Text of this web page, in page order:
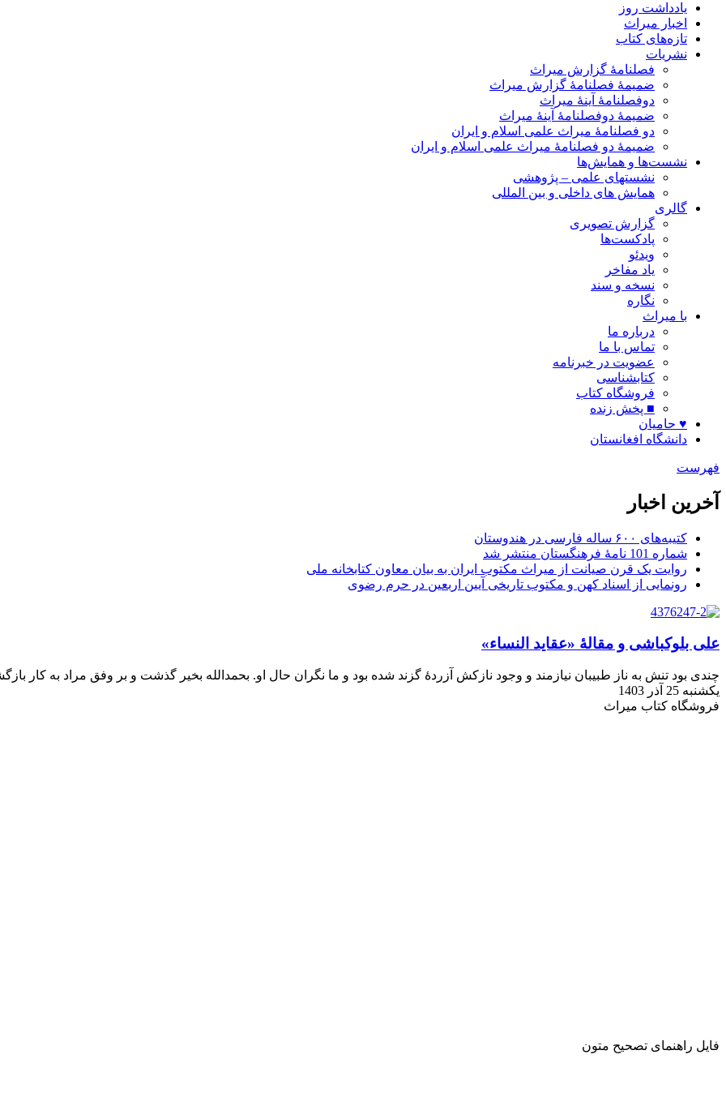
یادداشت روز
اخبار میراث
تازه‌های کتاب
نشریات
فصلنامۀ گزارش میراث
ضمیمۀ فصلنامۀ گزارش میراث
دوفصلنامۀ آینۀ میراث
ضمیمۀ دوفصلنامۀ آینۀ میراث
دو فصلنامۀ میراث علمی اسلام و ایران
ضمیمۀ دو فصلنامۀ میراث علمی اسلام و ایران
نشست‌ها و همایش‌ها
نشستهای علمی – پژوهشی
همایش های داخلی و بین المللی
گالری
گزارش تصویری
پادکست‌ها
ویدئو
یاد مفاخر
نسخه و سند
نگاره
با میراث
درباره ما
تماس با ما
عضویت در خبرنامه
کتابشناسی
فروشگاه کتاب
■ پخش زنده
♥ حامیان
دانشگاه افغانستان
فهرست
آخرین اخبار
کتیبه‌های ۶۰۰ ساله فارسی در هندوستان
شماره 101 نامۀ فرهنگستان منتشر شد
روایت یک قرن صیانت از میراث مکتوب ایران به بیان معاون کتابخانه ملی
رونمایی از اسناد کهن و مکتوب تاریخی آیین اربعین در حرم رضوی
علی بلوکباشی و مقالۀ «عقاید‌ النساء»
چندی بود تنش به ناز طبیبان نیازمند و و‌جود نازکش آزردهٔ گزند شده بود و ما نگران حال او. بحمدالله بخیر گذشت و بر وفق مراد به کار
یکشنبه 25 آذر 1403
فروشگاه کتاب میراث
فایل راهنمای تصحیح متون